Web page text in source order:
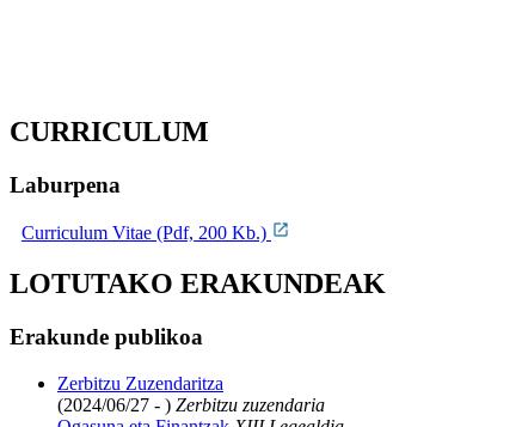
CURRICULUM
Laburpena
Curriculum Vitae (Pdf, 200 Kb.)
LOTUTAKO ERAKUNDEAK
Erakunde publikoa
Zerbitzu Zuzendaritza
(2024/06/27 - ) Zerbitzu zuzendaria